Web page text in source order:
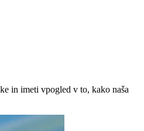
in imeti vpogled v to, kako naša